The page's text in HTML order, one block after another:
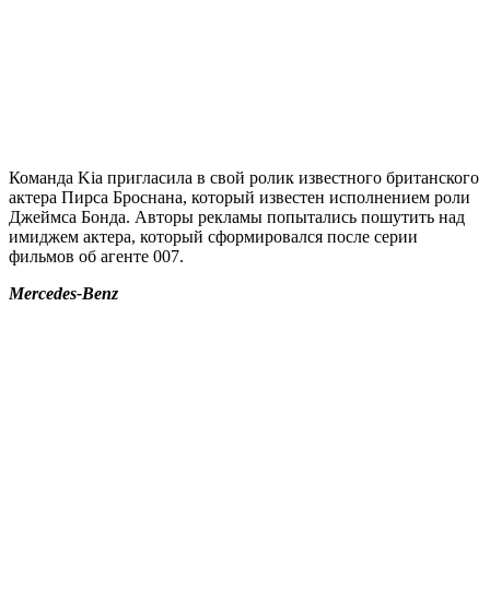
Команда Kia пригласила в свой ролик известного британского
актера Пирса Броснана, который известен исполнением роли
Джеймса Бонда. Авторы рекламы попытались пошутить над
имиджем актера, который сформировался после серии
фильмов об агенте 007.
Mercedes-Benz